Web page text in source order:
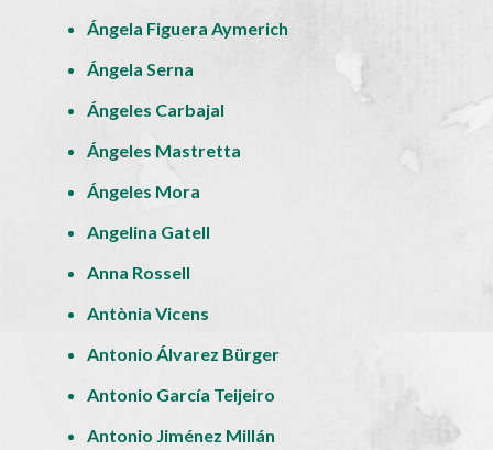
Ángela Figuera Aymerich
Ángela Serna
Ángeles Carbajal
Ángeles Mastretta
Ángeles Mora
Angelina Gatell
Anna Rossell
Antònia Vicens
Antonio Álvarez Bürger
Antonio García Teijeiro
Antonio Jiménez Millán